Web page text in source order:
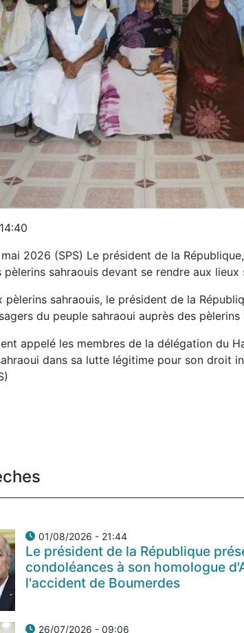
2026 (SPS) Le président de la
pèlerins sahraouis devant se rendre aux lieux
pèlerins sahraouis, le président de la
du peuple sahraoui auprès des
appelé les membres de la délégation du
dans sa lutte légitime pour son droit
01/08/2026 - 21:44
Le président de la République
condoléances à son homologue
l'accident de Boumerdes
26/07/2026 - 09:06